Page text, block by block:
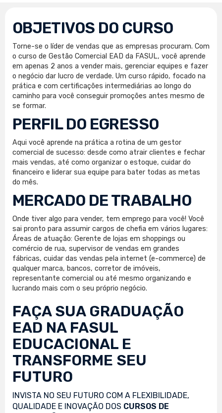
OBJETIVOS DO CURSO
Torne-se o líder de vendas que as empresas procuram. Com
o curso de Gestão Comercial EAD da FASUL, você aprende
em apenas 2 anos a vender mais, gerenciar equipes e fazer
o negócio dar lucro de verdade. Um curso rápido, focado na
prática e com certificações intermediárias ao longo do
caminho para você conseguir promoções antes mesmo de
se formar.
PERFIL DO EGRESSO
Aqui você aprende na prática a rotina de um gestor
comercial de sucesso: desde como atrair clientes e fechar
mais vendas, até como organizar o estoque, cuidar do
financeiro e liderar sua equipe para bater todas as metas
do mês.
MERCADO DE TRABALHO
Onde tiver algo para vender, tem emprego para você! Você
sai pronto para assumir cargos de chefia em vários lugares:
Áreas de atuação: Gerente de lojas em shoppings ou
comércio de rua, supervisor de vendas em grandes
fábricas, cuidar das vendas pela internet (e-commerce) de
qualquer marca, bancos, corretor de imóveis,
representante comercial ou até mesmo organizando e
lucrando mais com o seu próprio negócio.
FAÇA SUA GRADUAÇÃO
EAD NA FASUL
EDUCACIONAL E
TRANSFORME SEU
FUTURO
INVISTA NO SEU FUTURO COM A FLEXIBILIDADE,
QUALIDADE E INOVAÇÃO DOS CURSOS DE